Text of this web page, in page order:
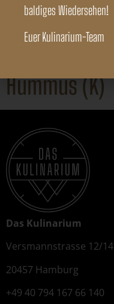
Erdäpfelkläse
Hummus (K)
Das Kulinarium
Versmannstrasse 12/14
20457 Hamburg
+49 40 794 167 66 140
baldiges Wiedersehen!
Euer Kulinarium-Team